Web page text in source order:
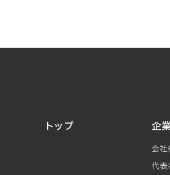
トップ 企
会社
代表